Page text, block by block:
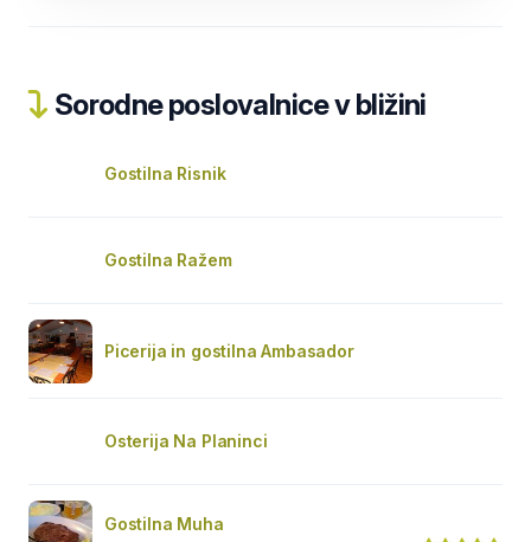
Sorodne poslovalnice v bližini
Gostilna Risnik
Gostilna Ražem
Picerija in gostilna Ambasador
Osterija Na Planinci
Gostilna Muha